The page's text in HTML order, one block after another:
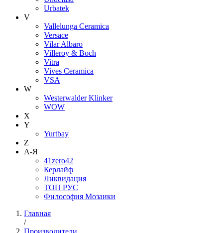
Urbatek
V
Vallelunga Ceramica
Versace
Vilar Albaro
Villeroy & Boch
Vitra
Vives Ceramica
VSA
W
Westerwalder Klinker
WOW
X
Y
Yurtbay
Z
А-Я
41zero42
Керлайф
Ликвидация
ТОП РУС
Философия Мозаики
Главная
/
Производители